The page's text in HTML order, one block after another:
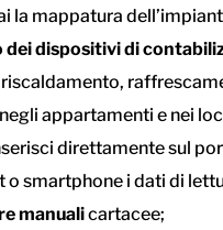
la mappatura
dispositivi di
riscaldamento,
appartamenti e nei
direttamente sul
o smartphone i dati di
manualicartacee;